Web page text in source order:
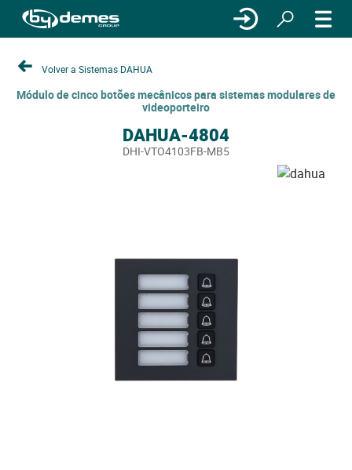
Volver a Sistemas DAHUA
Módulo de cinco botões mecânicos para sistemas modulares de
videoporteiro
DAHUA-4804
DHI-VTO4103FB-MB5